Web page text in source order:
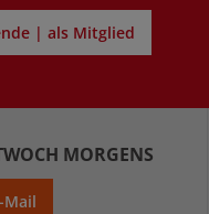
| als Mitglied
MORGENS
Mail